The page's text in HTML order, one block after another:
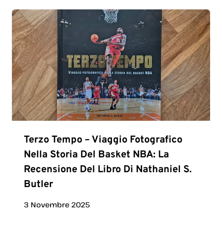
Terzo Tempo – Viaggio Fotografico
Nella Storia Del Basket NBA: La
Recensione Del Libro Di Nathaniel S.
Butler
3 Novembre 2025